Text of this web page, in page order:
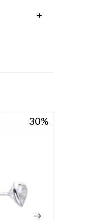
30
30